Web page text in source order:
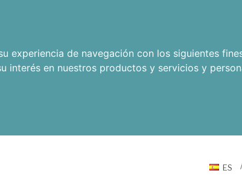
experiencia de navegación con los siguientes
interés en nuestros productos y servicios y
ES